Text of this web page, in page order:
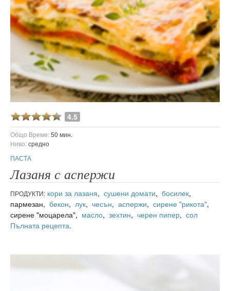
4.5
Общо Време:50 мин.
Ниво:средно
ПАСТА
Лазаня с аспержи
ПРОДУКТИ: кори за лазаня, сушени домати, босилек,
пармезан, бекон, лук, чесън, аспержи, сирене "рикота",
сирене "моцарела", масло, зехтин, черен пипер, сол
Пълната рецепта.